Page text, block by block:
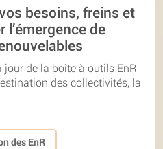
besoins, freins et
de
jour de la boîte à outils EnR
des collectivités, la
des EnR